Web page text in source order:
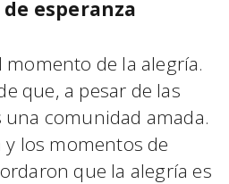
esperanza
de la alegría.
que, a pesar de las
comunidad amada.
y los momentos de
que la alegría es